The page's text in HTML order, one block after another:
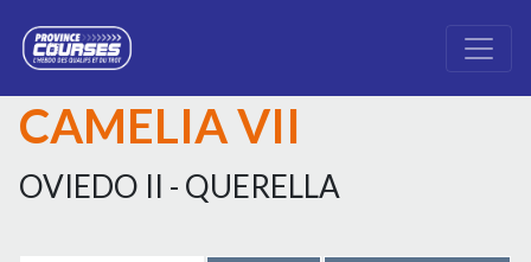
CAMELIA VII
OVIEDO II - QUERELLA